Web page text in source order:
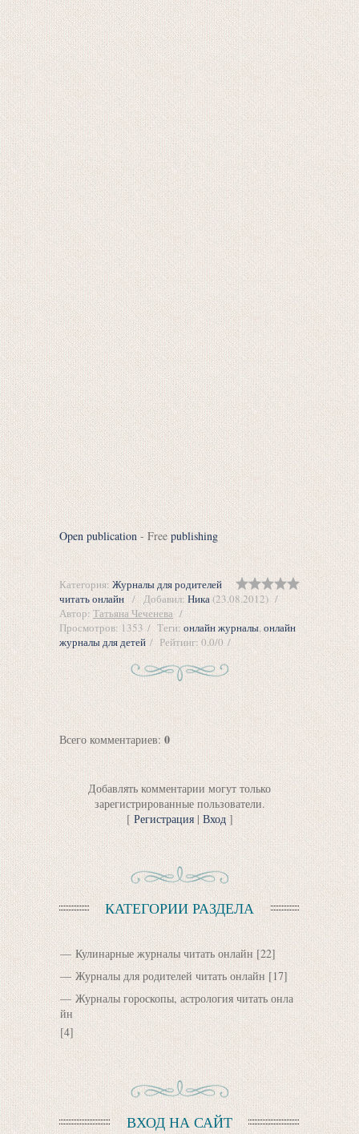
Open publication - Free publishing
Категория: Журналы для родителей
читать онлайн
Добавил: Ника(23.08.2012)
Автор: Татьяна Чеченева
Просмотров: 1353 Теги: онлайн журналы,онлайн
журналы для детей
Рейтинг: 0.0/0
Всего комментариев: 0
Добавлять комментарии могут только
зарегистрированные пользователи.
[ Регистрация| Вход]
КАТЕГОРИИ РАЗДЕЛА
Кулинарные журналы читать онлайн [22]
Журналы для родителей читать онлайн [17]
Журналы гороскопы, астрология читать онла
йн
[4]
ВХОД НА САЙТ